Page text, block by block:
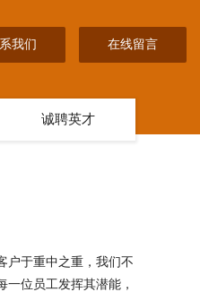
我们 在线留言
诚聘英才
户于重中之重，我们不
位员工发挥其潜能，